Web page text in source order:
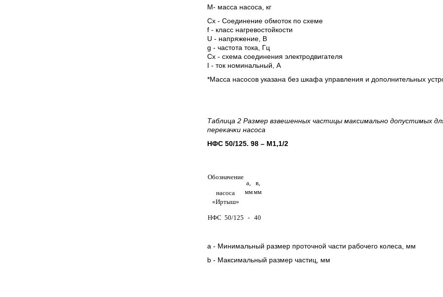
М- масса насоса, кг
Сх - Соединение обмоток по схеме
f - класс нагревостойкости
U - напряжение, В
g - частота тока, Гц
Сх - схема соединения электродвигателя
I - ток номинальный, А
*Масса насосов указана без шкафа управления и дополнительных
Таблица 2 Размер взвешенных частицы максимально допустимых
перекачки насоса
НФС 50/125. 98 – М1,1/2
Обозначение
а,
мм
в,
мм
насоса
«Иртыш»
НФС 50/125 - 40
a - Минимальный размер проточной части рабочего колеса, мм
b - Максимальный размер частиц, мм